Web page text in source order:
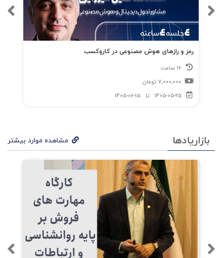
رمز و رازهای هوش مصنوعی در کاروکسب
7,000,000 تومان
1405-05-25
تا 1405-06-15
بازاریادها مشاهده موارد بیشتر